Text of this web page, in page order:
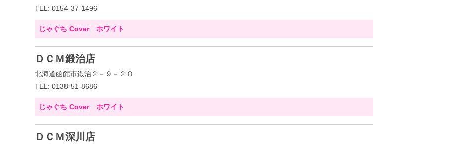
TEL: 0154-37-1496
じゃぐち Cover ホワイト
ＤＣＭ鍛治店
北海道函館市鍛治２－９－２０
TEL: 0138-51-8686
じゃぐち Cover ホワイト
ＤＣＭ深川店